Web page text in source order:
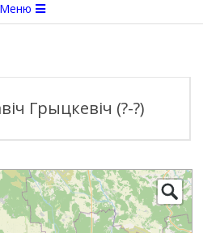
Меню
Грыцкевіч (?-?)